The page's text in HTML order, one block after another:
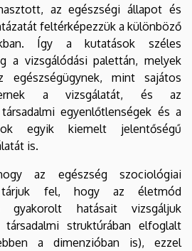
az egészségi állapot és
feltérképezzük a különböző
Így a kutatások széles
a vizsgálódási palettán, melyek
egészségügynek, mint sajátos
a vizsgálatát, és az
egyenlőtlenségek és a
egyik kiemelt jelentőségű
is.
az egészség szociológiai
tárjuk fel, hogy az életmód
gyakorolt hatásait vizsgáljuk
struktúrában elfoglalt
a dimenzióban is), ezzel